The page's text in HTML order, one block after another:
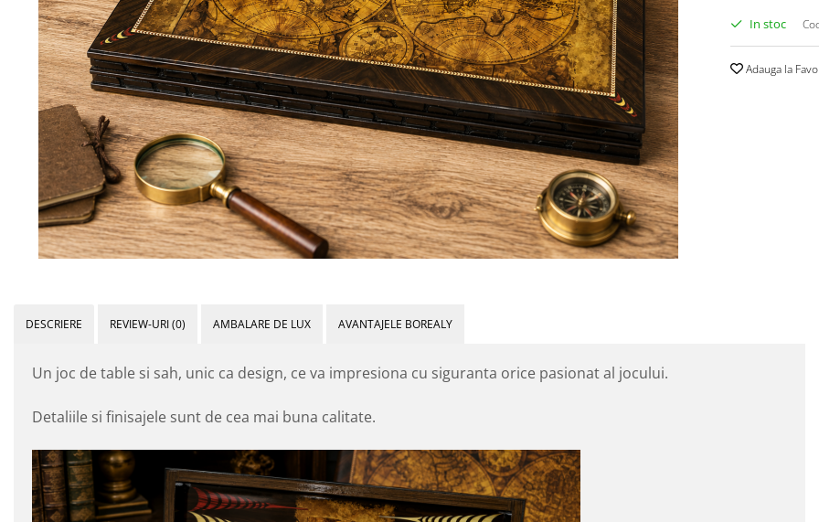
300 Lei - 500 Lei
500 Lei - 1000 Lei
1000 Lei +
In stoc
Adauga la
DESCRIERE REVIEW-URI(0) AMBALARE DE LUX AVANTAJELE BOREALY
Un joc de table si sah, unic ca design, ce va impresiona cu siguranta orice pasionat al jocului.
Detaliile si finisajele sunt de cea mai buna calitate.